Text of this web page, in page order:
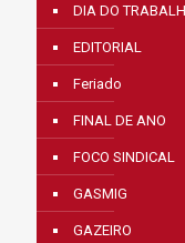
DIA DO
EDITORIAL
Feriado
FINAL DE ANO
FOCO SINDICAL
GASMIG
GAZEIRO